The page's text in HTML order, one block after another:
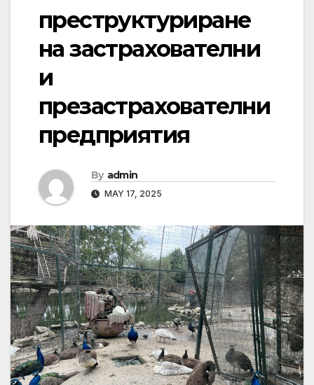
преструктуриране
на застрахователни
и
презастрахователни
предприятия
By admin
MAY 17, 2025